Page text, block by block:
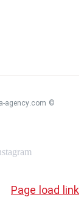
Instagram
Page